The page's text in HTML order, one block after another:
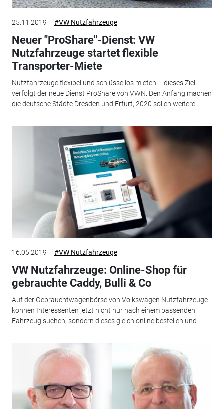
25.11.2019 #VW Nutzfahrzeuge
Neuer "ProShare"-Dienst: VW
Nutzfahrzeuge startet flexible
Transporter-Miete
Nutzfahrzeuge flexibel und schlüssellos mieten – dieses Ziel
verfolgt der neue Dienst ProShare von VWN. Den Anfang machen
die deutsche Städte Dresden und Erfurt, 2020 sollen weitere...
16.05.2019 #VW Nutzfahrzeuge
VW Nutzfahrzeuge: Online-Shop für
gebrauchte Caddy, Bulli & Co
Auf der Gebrauchtwagenbörse von Volkswagen Nutzfahrzeuge
können Interessenten jetzt nicht nur nach einem passenden
Fahrzeug suchen, sondern dieses gleich online bestellen und...